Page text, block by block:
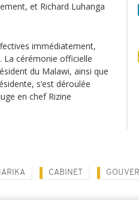
et Richard Luhanga
immédiatement,
La cérémonie officielle
du Malawi, ainsi que
s’est déroulée
en chef Rizine
CABINET